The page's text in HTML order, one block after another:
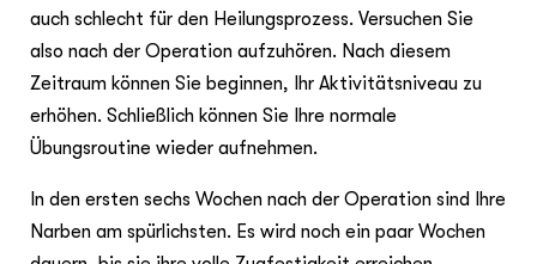
auch schlecht für den Heilungsprozess. Versuchen Sie
also nach der Operation aufzuhören. Nach diesem
Zeitraum können Sie beginnen, Ihr Aktivitätsniveau zu
erhöhen. Schließlich können Sie Ihre normale
Übungsroutine wieder aufnehmen.
In den ersten sechs Wochen nach der Operation sind Ihre
Narben am spürlichsten. Es wird noch ein paar Wochen